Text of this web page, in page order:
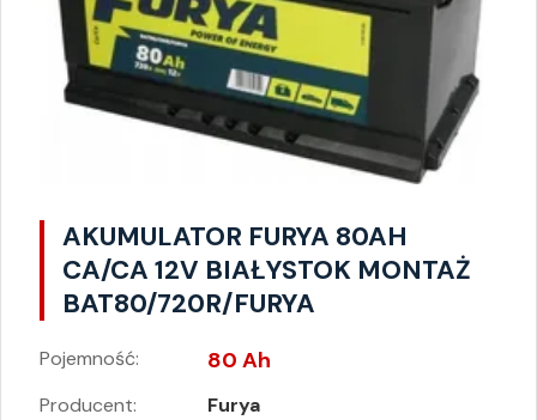
AKUMULATOR FURYA 80AH
CA/CA 12V BIAŁYSTOK MONTAŻ
BAT80/720R/FURYA
Pojemność: 80 Ah
Producent: Furya